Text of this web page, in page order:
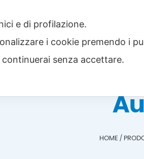
HOME /
e di profilazione.
i cookie premendo i
senza accettare.